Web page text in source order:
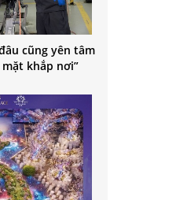
cũng yên tâm
khắp nơi”